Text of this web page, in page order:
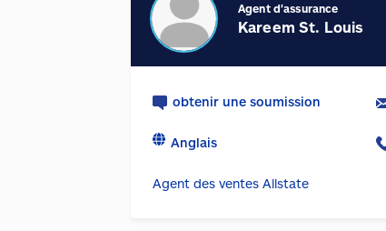
Agent d'assurance
Kareem St. Louis
obtenir une soumission
Anglais
Agent des ventes Allstate